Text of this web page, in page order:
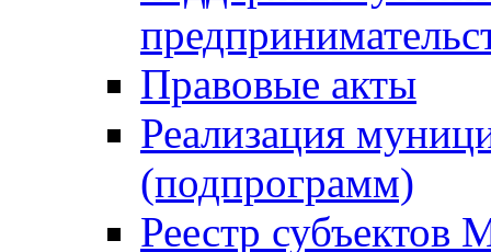
Правовые акты
Реализация
(подпрограмм)
Реестр